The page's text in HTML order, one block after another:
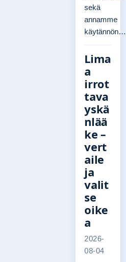
sekä
annamme
käytännön…
Lima
a
irrot
tava
yskä
nlää
ke –
vert
aile
ja
valit
se
oike
a
2026-
08-04